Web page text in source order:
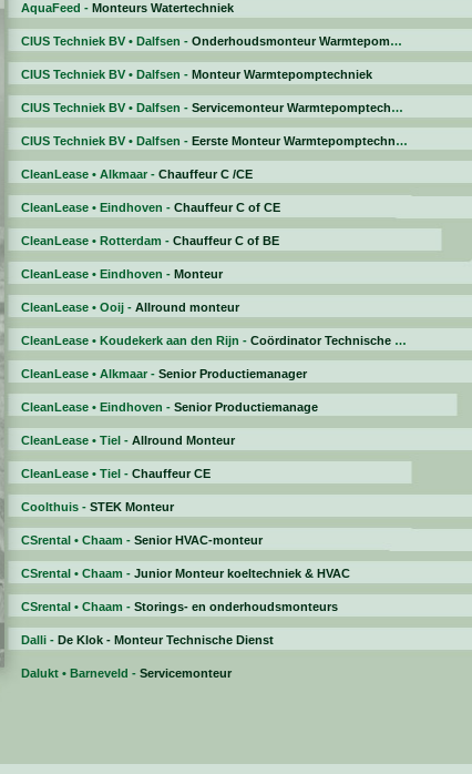
AquaFeed - Monteurs Watertechniek
CIUS Techniek BV • Dalfsen - Onderhoudsmonteur Warmtepomptechniek
CIUS Techniek BV • Dalfsen - Monteur Warmtepomptechniek
CIUS Techniek BV • Dalfsen - Servicemonteur Warmtepomptechniek
CIUS Techniek BV • Dalfsen - Eerste Monteur Warmtepomptechniek
CleanLease • Alkmaar - Chauffeur C /CE
CleanLease • Eindhoven - Chauffeur C of CE
CleanLease • Rotterdam - Chauffeur C of BE
CleanLease • Eindhoven - Monteur
CleanLease • Ooij - Allround monteur
CleanLease • Koudekerk aan den Rijn - Coördinator Technische Dienst
CleanLease • Alkmaar - Senior Productiemanager
CleanLease • Eindhoven - Senior Productiemanage
CleanLease • Tiel - Allround Monteur
CleanLease • Tiel - Chauffeur CE
Coolthuis - STEK Monteur
CSrental • Chaam - Senior HVAC-monteur
CSrental • Chaam - Junior Monteur koeltechniek & HVAC
CSrental • Chaam - Storings- en onderhoudsmonteurs
Dalli - De Klok - Monteur Technische Dienst
Dalukt • Barneveld - Servicemonteur